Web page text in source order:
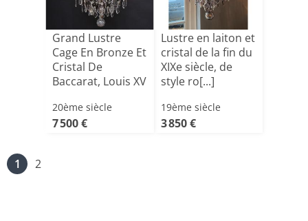
Grand Lustre
Cage En Bronze Et
Cristal De
Baccarat, Louis XV
20ème siècle
7 500 €
Lustre en laiton et
cristal de la fin du
XIXe siècle, de
style ro[...]
19ème siècle
3 850 €
1 2